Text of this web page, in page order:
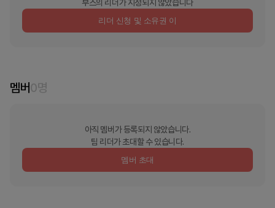
부스의 리더가 지정되지 않았습니다
리더 신청 및 소유권 이
멤버0명
아직 멤버가 등록되지 않았습니다.
팀 리더가 초대할 수 있습니다.
멤버 초대